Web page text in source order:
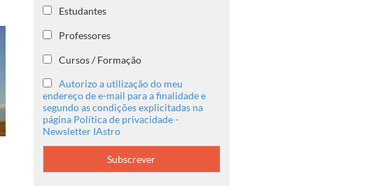
Estudantes
Professores
Cursos / Formação
Autorizo a utilização do meu
endereço de e-mail para a finalidade e
segundo as condições explicitadas na
página Política de privacidade -
Newsletter IAstro